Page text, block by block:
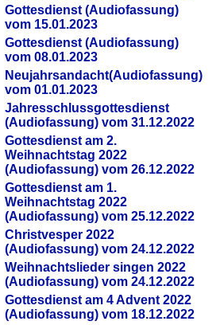
Gottesdienst (Audiofassung)
vom 15.01.2023
Gottesdienst (Audiofassung)
vom 08.01.2023
Neujahrsandacht(Audiofassung)
vom 01.01.2023
Jahresschlussgottesdienst
(Audiofassung) vom 31.12.2022
Gottesdienst am 2.
Weihnachtstag 2022
(Audiofassung) vom 26.12.2022
Gottesdienst am 1.
Weihnachtstag 2022
(Audiofassung) vom 25.12.2022
Christvesper 2022
(Audiofassung) vom 24.12.2022
Weihnachtslieder singen 2022
(Audiofassung) vom 24.12.2022
Gottesdienst am 4 Advent 2022
(Audiofassung) vom 18.12.2022